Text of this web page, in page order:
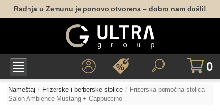
Radnja u Zemunu je ponovo otvorena – dobro nam došli!
0
Nameštaj Frizerske i berberske stolice
Frizerska pomoćna stolica
Salon Ambience Mustang + Cappuccino